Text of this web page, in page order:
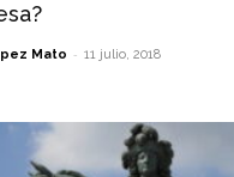
Mato - 11 julio, 2018